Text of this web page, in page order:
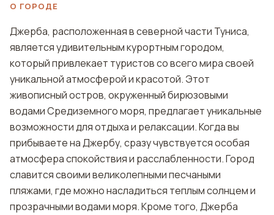
О ГОРОДЕ
Джерба, расположенная в северной части Туниса,
является удивительным курортным городом,
который привлекает туристов со всего мира своей
уникальной атмосферой и красотой. Этот
живописный остров, окруженный бирюзовыми
водами Средиземного моря, предлагает уникальные
возможности для отдыха и релаксации. Когда вы
прибываете на Джербу, сразу чувствуется особая
атмосфера спокойствия и расслабленности. Город
славится своими великолепными песчаными
пляжами, где можно насладиться теплым солнцем и
прозрачными водами моря. Кроме того, Джерба